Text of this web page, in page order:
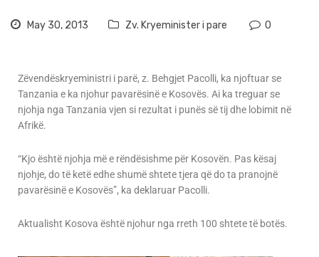
May 30, 2013 Zv. Kryeminister i pare 0
Zëvendëskryeministri i parë, z. Behgjet Pacolli, ka njoftuar se
Tanzania e ka njohur pavarësinë e Kosovës. Ai ka treguar se
njohja nga Tanzania vjen si rezultat i punës së tij dhe lobimit në
Afrikë.
“Kjo është njohja më e rëndësishme për Kosovën. Pas kësaj
njohje, do të ketë edhe shumë shtete tjera që do ta pranojnë
pavarësinë e Kosovës”, ka deklaruar Pacolli.
Aktualisht Kosova është njohur nga rreth 100 shtete të botës.